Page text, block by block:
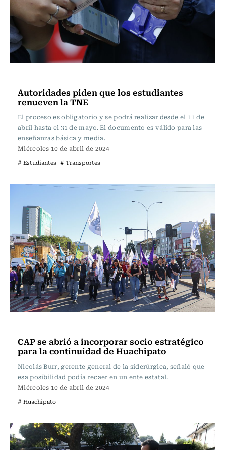
Autoridades piden que los estudiantes
renueven la TNE
El proceso es obligatorio y se podrá realizar desde el 11 de
abril hasta el 31 de mayo. El documento es válido para las
enseñanzas básica y media.
Miércoles 10 de abril de 2024
# Estudiantes # Transportes
CAP se abrió a incorporar socio estratégico
para la continuidad de Huachipato
Nicolás Burr, gerente general de la siderúrgica, señaló que
esa posibilidad podía recaer en un ente estatal.
Miércoles 10 de abril de 2024
# Huachipato